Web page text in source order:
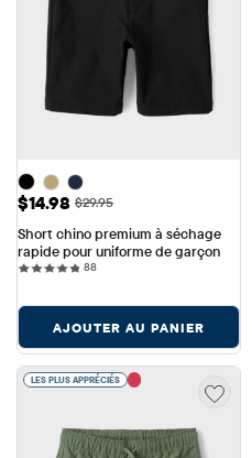
Prix ​​de vente: $14.98
$14.98 Prix ​​d'origine: $29.95
$29.95
Short chino premium à séchage
rapide pour uniforme de garçon
8888 reviews
AJOUTER AU PANIER
LES PLUS APPRÉCIÉS